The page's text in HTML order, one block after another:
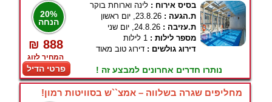
20%
הנחה
₪ 888
המחיר לזוג
פרטי הדיל
בסיס אירוח : לינה וארוחת בוקר
ת.הגעה : 23.8.26, יום ראשון
ת.עזיבה : 24.8.26, יום שני
מספר לילות : 1 לילות
דירוג גולשים : דירוג טוב מאוד
נותרו חדרים אחרונים למבצע זה !
מחליפים שגרה בשלווה – אמצ``ש בסוויטות רמון!